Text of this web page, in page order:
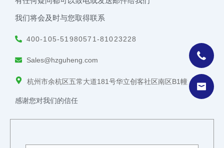
我们将会及时与您取得联系
400-105-51980571-81023228
Sales@hzguheng.com
杭州市余杭区五常大道181号华立创客社区南区B1幢
感谢您对我们的信任